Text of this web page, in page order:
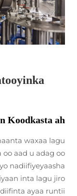
Koodkasta ah
waxaa lagu
aad u adag oo
nadiifiyeyaasha
inta lagu jiro
ayaa runtii